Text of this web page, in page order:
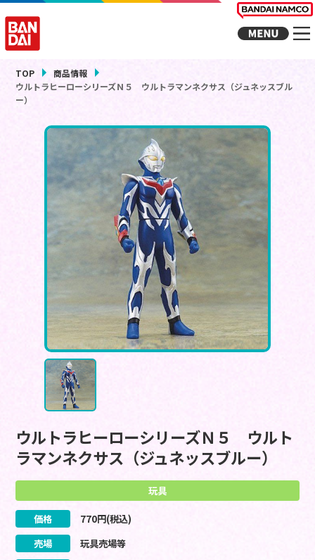
TOP
商品情報
ウルトラヒーローシリーズＮ５ ウルトラマンネクサス（ジュネッスブル
ー）
ウルトラヒーローシリーズＮ５ ウルト
ラマンネクサス（ジュネッスブルー）
玩具
価格 770円(税込)
売場
玩具売場等